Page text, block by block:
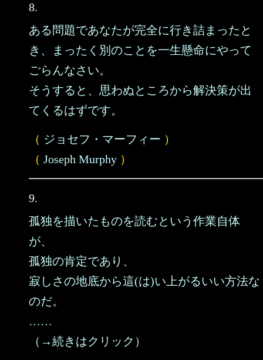
8.
ある問題であなたが完全に行き詰まったと
き、まったく別のことを一生懸命にやって
ごらんなさい。
そうすると、思わぬところから解決策が出
てくるはずです。
（ ジョセフ・マーフィー ）
（ Joseph Murphy ）
9.
孤独を描いたものを読むという作業自体
が、
孤独の肯定であり、
寂しさの地底から這(は)い上がるいい方法な
のだ。
……
（→続きはクリック）